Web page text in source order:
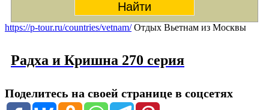
https://p-tour.ru/countries/vetnam/Отдых Вьетнам из Москвы
Радха и Кришна 270 серия
Поделитесь на своей странице в соцсетях